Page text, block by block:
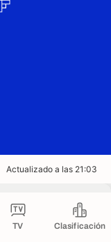
TV Clasificación
Actualizado a las 21:03